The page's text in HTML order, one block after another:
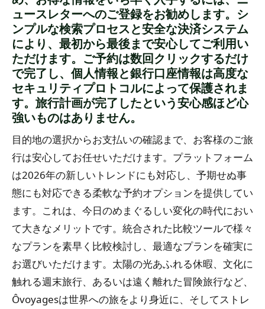
ュースレターへのご登録をお勧めします。シ
ンプルな検索プロセスと安全な決済システム
により、最初から最後まで安心してご利用い
ただけます。ご予約は数回クリックするだけ
で完了し、個人情報と銀行口座情報は高度な
セキュリティプロトコルによって保護されま
す。旅行計画が完了したという安心感ほど心
強いものはありません。
目的地の選択からお支払いの確認まで、お客様のご旅
行は安心してお任せいただけます。プラットフォーム
は2026年の新しいトレンドにも対応し、予期せぬ事
態にも対応できる柔軟な予約オプションを提供してい
ます。これは、今日のめまぐるしい変化の時代におい
て大きなメリットです。統合された比較ツールで様々
なプランを素早く比較検討し、最適なプランを確実に
お選びいただけます。太陽の光あふれる休暇、文化に
触れる週末旅行、あるいは遠く離れた冒険旅行など、
Ôvoyagesは世界への旅をより身近に、そしてストレ